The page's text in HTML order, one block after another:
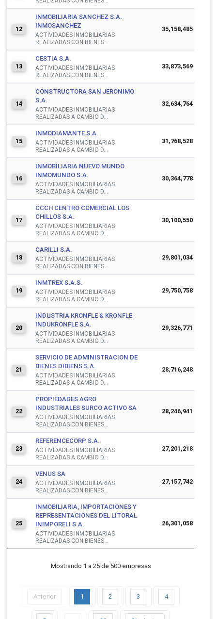
12
INMOBILIARIA SANCHEZ S.A.
INMOSANCHEZ
ACTIVIDADES INMOBILIARIAS
REALIZADAS CON BIENES...
35,158,485
13
CESTIA S.A.
ACTIVIDADES INMOBILIARIAS
REALIZADAS CON BIENES...
33,873,569
14
CONSTRUCTORA SAN JERONIMO
S.A.
ACTIVIDADES INMOBILIARIAS
REALIZADAS A CAMBIO D...
32,634,764
15
INMODIAMANTE S.A.
ACTIVIDADES INMOBILIARIAS
REALIZADAS A CAMBIO D...
31,768,528
16
INMOBILIARIA NUEVO MUNDO
INMOMUNDO S.A.
ACTIVIDADES INMOBILIARIAS
REALIZADAS A CAMBIO D...
30,364,778
17
CCCH CENTRO COMERCIAL LOS
CHILLOS S.A.
ACTIVIDADES INMOBILIARIAS
REALIZADAS A CAMBIO D...
30,100,550
18
CARILLI S.A.
ACTIVIDADES INMOBILIARIAS
REALIZADAS CON BIENES...
29,801,034
19
INMTREX S.A.S.
ACTIVIDADES INMOBILIARIAS
REALIZADAS A CAMBIO D...
29,750,758
20
INDUSTRIA KRONFLE & KRONFLE
INDUKRONFLE S.A.
ACTIVIDADES INMOBILIARIAS
REALIZADAS A CAMBIO D...
29,326,771
21
SERVICIO DE ADMINISTRACION DE
BIENES DIBIENS S.A.
ACTIVIDADES INMOBILIARIAS
REALIZADAS A CAMBIO D...
28,716,248
22
PROPIEDADES AGRO
INDUSTRIALES SURCO ACTIVO SA
ACTIVIDADES INMOBILIARIAS
REALIZADAS CON BIENES...
28,246,941
23
REFERENCECORP S.A.
ACTIVIDADES INMOBILIARIAS
REALIZADAS A CAMBIO D...
27,201,218
24
VENUS SA
ACTIVIDADES INMOBILIARIAS
REALIZADAS CON BIENES...
27,157,742
25
INMOBILIARIA, IMPORTACIONES Y
REPRESENTACIONES DEL LITORAL
INIMPORELI S.A.
ACTIVIDADES INMOBILIARIAS
REALIZADAS CON BIENES...
26,301,058
Mostrando 1 a 25 de 500 empresas
Anterior 1 2 3 4